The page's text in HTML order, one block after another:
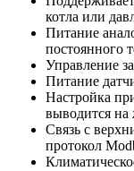
котла или
Питание
постоянного
Управление
Питание
Настройка
выводится на
Связь с
протокол